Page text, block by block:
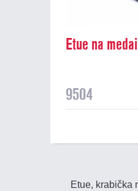
Etue na
9504
Etue, krabička